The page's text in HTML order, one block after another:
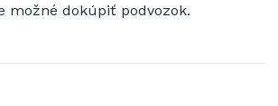
možné dokúpiť podvozok.